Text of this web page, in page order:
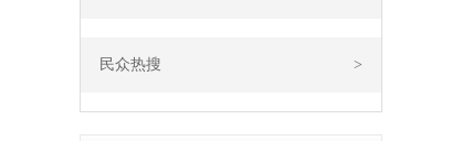
民众热搜 >